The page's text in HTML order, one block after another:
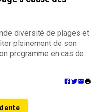
diversité de plages et
pleinement de son
programme en cas de